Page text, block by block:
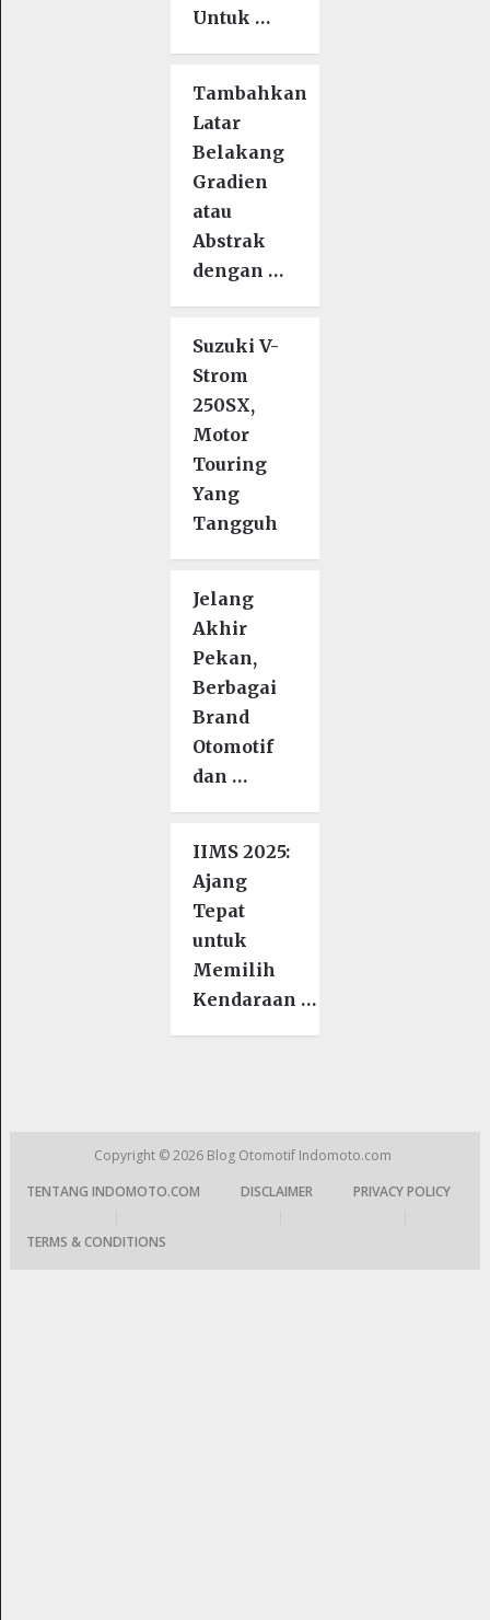
Untuk …
Tambahkan
Latar
Belakang
Gradien
atau
Abstrak
dengan …
Suzuki V-
Strom
250SX,
Motor
Touring
Yang
Tangguh
Jelang
Akhir
Pekan,
Berbagai
Brand
Otomotif
dan …
IIMS 2025:
Ajang
Tepat
untuk
Memilih
Kendaraan …
Copyright © 2026 Blog Otomotif Indomoto.com
TENTANG INDOMOTO.COM
DISCLAIMER
PRIVACY POLICY
TERMS & CONDITIONS